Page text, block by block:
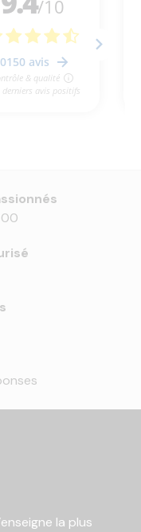
la plus